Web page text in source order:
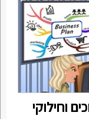
וחילוקי